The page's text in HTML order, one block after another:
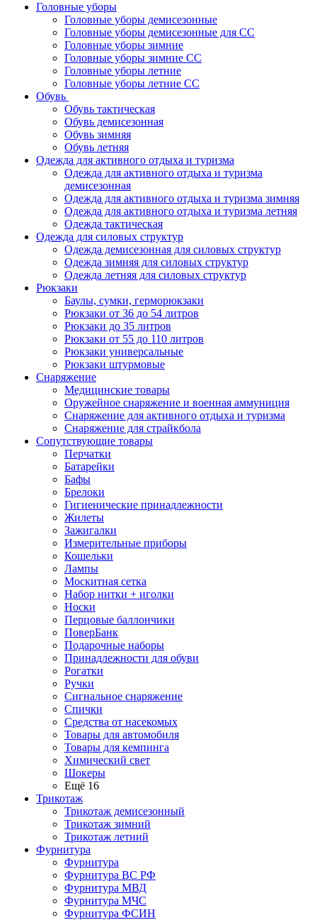
Головные уборы
Головные уборы демисезонные
Головные уборы демисезонные для СС
Головные уборы зимние
Головные уборы зимние СС
Головные уборы летние
Головные уборы летние СС
Обувь
Обувь тактическая
Обувь демисезонная
Обувь зимняя
Обувь летняя
Одежда для активного отдыха и туризма
Одежда для активного отдыха и туризма
демисезонная
Одежда для активного отдыха и туризма зимняя
Одежда для активного отдыха и туризма летняя
Одежда тактическая
Одежда для силовых структур
Одежда демисезонная для силовых структур
Одежда зимняя для силовых структур
Одежда летняя для силовых структур
Рюкзаки
Баулы, сумки, герморюкзаки
Рюкзаки от 36 до 54 литров
Рюкзаки до 35 литров
Рюкзаки от 55 до 110 литров
Рюкзаки универсальные
Рюкзаки штурмовые
Снаряжение
Медицинские товары
Оружейное снаряжение и военная аммуниция
Снаряжение для активного отдыха и туризма
Снаряжение для страйкбола
Сопутствующие товары
Перчатки
Батарейки
Бафы
Брелоки
Гигиенические принадлежности
Жилеты
Зажигалки
Измерительные приборы
Кошельки
Лампы
Москитная сетка
Набор нитки + иголки
Носки
Перцовые баллончики
ПоверБанк
Подарочные наборы
Принадлежности для обуви
Рогатки
Ручки
Сигнальное снаряжение
Спички
Средства от насекомых
Товары для автомобиля
Товары для кемпинга
Химический свет
Шокеры
Ещё 16
Трикотаж
Трикотаж демисезонный
Трикотаж зимний
Трикотаж летний
Фурнитура
Фурнитура
Фурнитура ВС РФ
Фурнитура МВД
Фурнитура МЧС
Фурнитура ФСИН